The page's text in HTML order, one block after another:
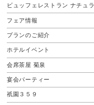
ビュッフェレストラン ナチュラ
フェア情報
プランのご紹介
ホテルイベント
会席茶屋 菊泉
宴会パーティー
祇園３５９